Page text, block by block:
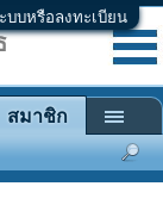
บบหรือลงทะเบียน
สมาชิก